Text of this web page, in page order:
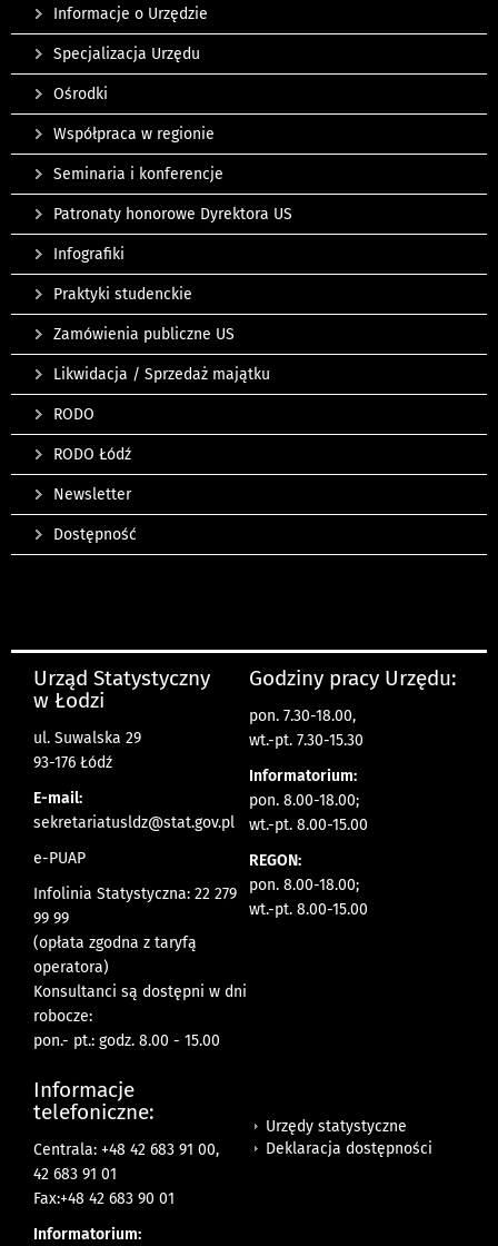
Informacje o Urzędzie
Specjalizacja Urzędu
Ośrodki
Współpraca w regionie
Seminaria i konferencje
Patronaty honorowe Dyrektora US
Infografiki
Praktyki studenckie
Zamówienia publiczne US
Likwidacja / Sprzedaż majątku
RODO
RODO Łódź
Newsletter
Dostępność
Urząd Statystyczny
w Łodzi
ul. Suwalska 29
93-176 Łódź
E-mail:
sekretariatusldz@stat.gov.pl
e-PUAP
Infolinia Statystyczna: 22 279
99 99
(opłata zgodna z taryfą
operatora)
Konsultanci są dostępni w dni
robocze:
pon.- pt.: godz. 8.00 - 15.00
Godziny pracy Urzędu:
pon. 7.30-18.00,
wt.-pt. 7.30-15.30
Informatorium:
pon. 8.00-18.00;
wt.-pt. 8.00-15.00
REGON:
pon. 8.00-18.00;
wt.-pt. 8.00-15.00
Informacje
telefoniczne:
Centrala: +48 42 683 91 00,
42 683 91 01
Fax:+48 42 683 90 01
Informatorium:
Urzędy statystyczne
Deklaracja dostępności